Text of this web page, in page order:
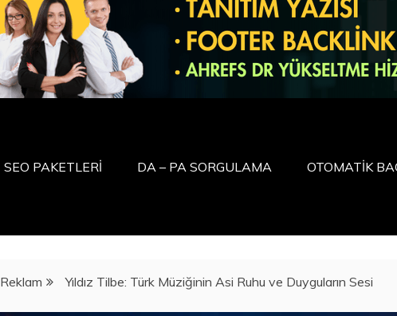
SEO PAKETLERİ DA – PA SORGULAMA OTOMATİK
Reklam Yıldız Tilbe: Türk Müziğinin Asi Ruhu ve Duyguların Sesi